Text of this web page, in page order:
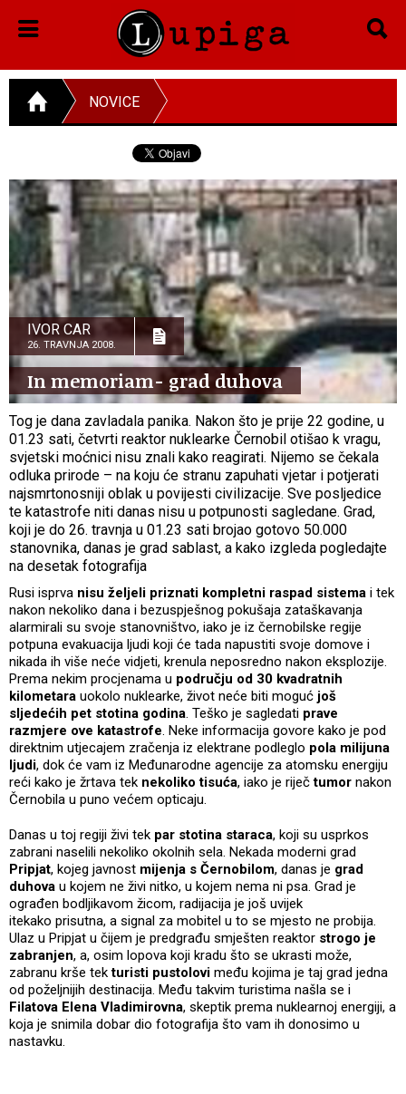
NOVICE
IVOR CAR
26. TRAVNJA 2008.
In memoriam- grad duhova
Tog je dana zavladala panika. Nakon što je prije 22 godine, u
01.23 sati, četvrti reaktor nuklearke Černobil otišao k vragu,
svjetski moćnici nisu znali kako reagirati. Nijemo se čekala
odluka prirode – na koju će stranu zapuhati vjetar i potjerati
najsmrtonosniji oblak u povijesti civilizacije. Sve posljedice
te katastrofe niti danas nisu u potpunosti sagledane. Grad,
koji je do 26. travnja u 01.23 sati brojao gotovo 50.000
stanovnika, danas je grad sablast, a kako izgleda pogledajte
na desetak fotografija
Rusi isprva nisu željeli priznati kompletni raspad sistema i tek
nakon nekoliko dana i bezuspješnog pokušaja zataškavanja
alarmirali su svoje stanovništvo, iako je iz černobilske regije
potpuna evakuacija ljudi koji će tada napustiti svoje domove i
nikada ih više neće vidjeti, krenula neposredno nakon eksplozije.
Prema nekim procjenama u području od 30 kvadratnih
kilometara uokolo nuklearke, život neće biti moguć još
sljedećih pet stotina godina. Teško je sagledati prave
razmjere ove katastrofe. Neke informacija govore kako je pod
direktnim utjecajem zračenja iz elektrane podleglo pola milijuna
ljudi, dok će vam iz Međunarodne agencije za atomsku energiju
reći kako je žrtava tek nekoliko tisuća, iako je riječtumor nakon
Černobila u puno većem opticaju.
Danas u toj regiji živi tek par stotina staraca, koji su usprkos
zabrani naselili nekoliko okolnih sela. Nekada moderni grad
Pripjat, kojeg javnost mijenja s Černobilom, danas je grad
duhova u kojem ne živi nitko, u kojem nema ni psa. Grad je
ograđen bodljikavom žicom, radijacija je još uvijek
itekako prisutna, a signal za mobitel u to se mjesto ne probija.
Ulaz u Pripjat u čijem je predgrađu smješten reaktor strogo je
zabranjen, a, osim lopova koji kradu što se ukrasti može,
zabranu krše tekturisti pustolovi među kojima je taj grad jedna
od poželjnijih destinacija. Među takvim turistima našla se i
Filatova Elena Vladimirovna, skeptik prema nuklearnoj energiji, a
koja je snimila dobar dio fotografija što vam ih donosimo u
nastavku.